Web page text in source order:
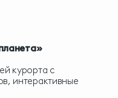
курорта с
интерактивные